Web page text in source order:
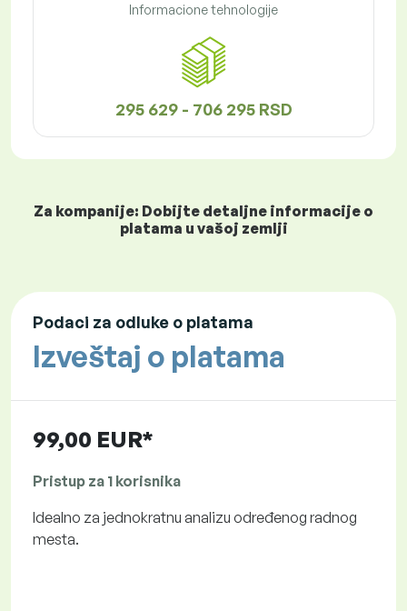
Informacione tehnologije
295 629 - 706 295 RSD
Za kompanije: Dobijte detaljne informacije o
platama u vašoj zemlji
Podaci za odluke o platama
Izveštaj o platama
99,00 EUR*
Pristup za 1 korisnika
Idealno za jednokratnu analizu određenog radnog
mesta.